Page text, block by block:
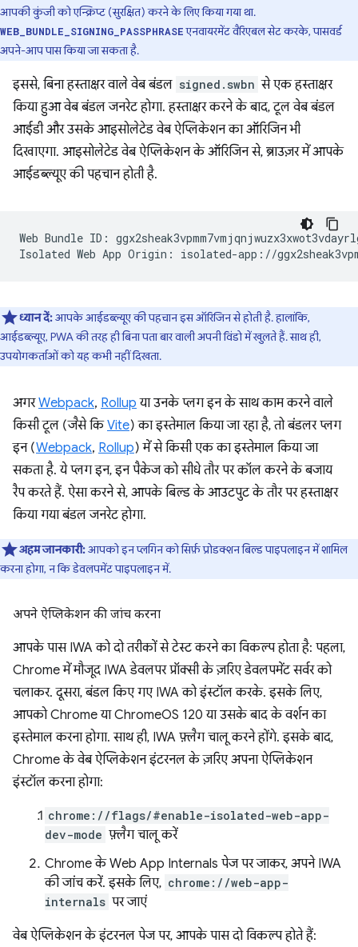
आपकी कुंजी को एन्क्रिप्ट (सुरक्षित) करने के लिए किया गया था.
WEB_BUNDLE_SIGNING_PASSPHRASEएनवायरमेंट वैरिएबल सेट करके, पासवर्ड
अपने-आप पास किया जा सकता है.
इससे, बिना हस्ताक्षर वाले वेब बंडल signed.swbn से एक हस्ताक्षर
किया हुआ वेब बंडल जनरेट होगा. हस्ताक्षर करने के बाद, टूल वेब बंडल
आईडी और उसके आइसोलेटेड वेब ऐप्लिकेशन का ऑरिजिन भी
दिखाएगा. आइसोलेटेड वेब ऐप्लिकेशन के ऑरिजिन से, ब्राउज़र में आपके
आईडब्ल्यूए की पहचान होती है.
Web Bundle ID:
ध्यान दें:आपके आईडब्ल्यूए की पहचान इस ऑरिजिन से होती है. हालांकि,
आईडब्ल्यूए, PWA की तरह ही बिना पता बार वाली अपनी विंडो में खुलते हैं. साथ ही,
उपयोगकर्ताओं को यह कभी नहीं दिखता.
अगरWebpack, Rollup या उनके प्लग इन के साथ काम करने वाले
किसी टूल (जैसे किVite) का इस्तेमाल किया जा रहा है, तो बंडलर प्लग
इन (Webpack, Rollup) में से किसी एक का इस्तेमाल किया जा
सकता है. ये प्लग इन, इन पैकेज को सीधे तौर पर कॉल करने के बजाय
रैप करते हैं. ऐसा करने से, आपके बिल्ड के आउटपुट के तौर पर हस्ताक्षर
किया गया बंडल जनरेट होगा.
अहम जानकारी:आपको इन प्लगिन को सिर्फ़ प्रोडक्शन बिल्ड पाइपलाइन में शामिल
करना होगा, न कि डेवलपमेंट पाइपलाइन में.
अपने ऐप्लिकेशन की जांच करना
आपके पास IWA को दो तरीकों से टेस्ट करने का विकल्प होता है: पहला,
Chrome में मौजूद IWA डेवलपर प्रॉक्सी के ज़रिए डेवलपमेंट सर्वर को
चलाकर. दूसरा, बंडल किए गए IWA को इंस्टॉल करके. इसके लिए,
आपको Chrome या ChromeOS 120 या उसके बाद के वर्शन का
इस्तेमाल करना होगा. साथ ही, IWA फ़्लैग चालू करने होंगे. इसके बाद,
Chrome के वेब ऐप्लिकेशन इंटरनल के ज़रिए अपना ऐप्लिकेशन
इंस्टॉल करना होगा:
chrome://flags/#enable-isolated-web-app-
dev-mode फ़्लैग चालू करें
Chrome के Web App Internals पेज पर जाकर, अपने IWA
की जांच करें. इसके लिए, chrome://web-app-
internals पर जाएं
वेब ऐप्लिकेशन के इंटरनल पेज पर, आपके पास दो विकल्प होते हैं: